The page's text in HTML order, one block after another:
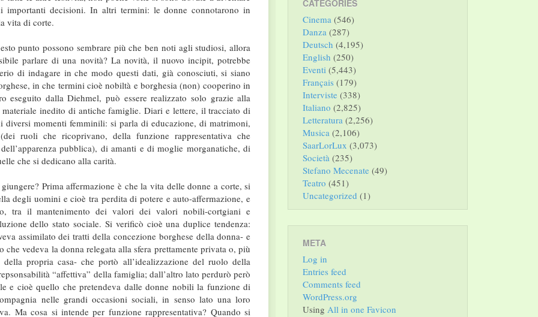
importanti decisioni. In altri termini: le donne connotarono in
vita di corte.
punto possono sembrare più che ben noti agli studiosi, allora
parlare di una novità? La novità, il nuovo incipit, potrebbe
di indagare in che modo questi dati, già conosciuti, si siano
in che termini cioè nobiltà e borghesia (non) cooperino in
eseguito dalla Diehmel, può essere realizzato solo grazie alla
inedito di antiche famiglie. Diari e lettere, il tracciato di
diversi momenti femminili: si parla di educazione, di matrimoni,
ruoli che ricoprivano, della funzione rappresentativa che
pubblica), di amanti e di moglie morganatiche, di
che si dedicano alla carità.
Prima affermazione è che la vita delle donne a corte, si
degli uomini e cioè tra perdita di potere e auto-affermazione, e
tra il mantenimento dei valori dei valori nobili-cortgiani e
dello stato sociale. Si verificò cioè una duplice tendenza:
assimilato dei tratti della concezione borghese della donna- e
che vedeva la donna relegata alla sfera prettamente privata o, più
propria casa- che portò all’idealizzazione del ruolo della
“affettiva” della famiglia; dall’altro lato perdurò però
e cioè quello che pretendeva dalle donne nobili la funzione di
nelle grandi occasioni sociali, in senso lato una loro
Ma cosa si intende per funzione rappresentativa? Quando si
CATEGORIES
Cinema (546)
Danza (287)
Deutsch (4,195)
English (250)
Eventi (5,443)
Français (179)
Interviste (338)
Italiano (2,825)
Letteratura (2,256)
Musica (2,106)
SaarLorLux (3,073)
Società (235)
Stefano Mecenate (49)
Teatro (451)
Uncategorized (1)
META
Log in
Entries feed
Comments feed
WordPress.org
Using All in one Favicon